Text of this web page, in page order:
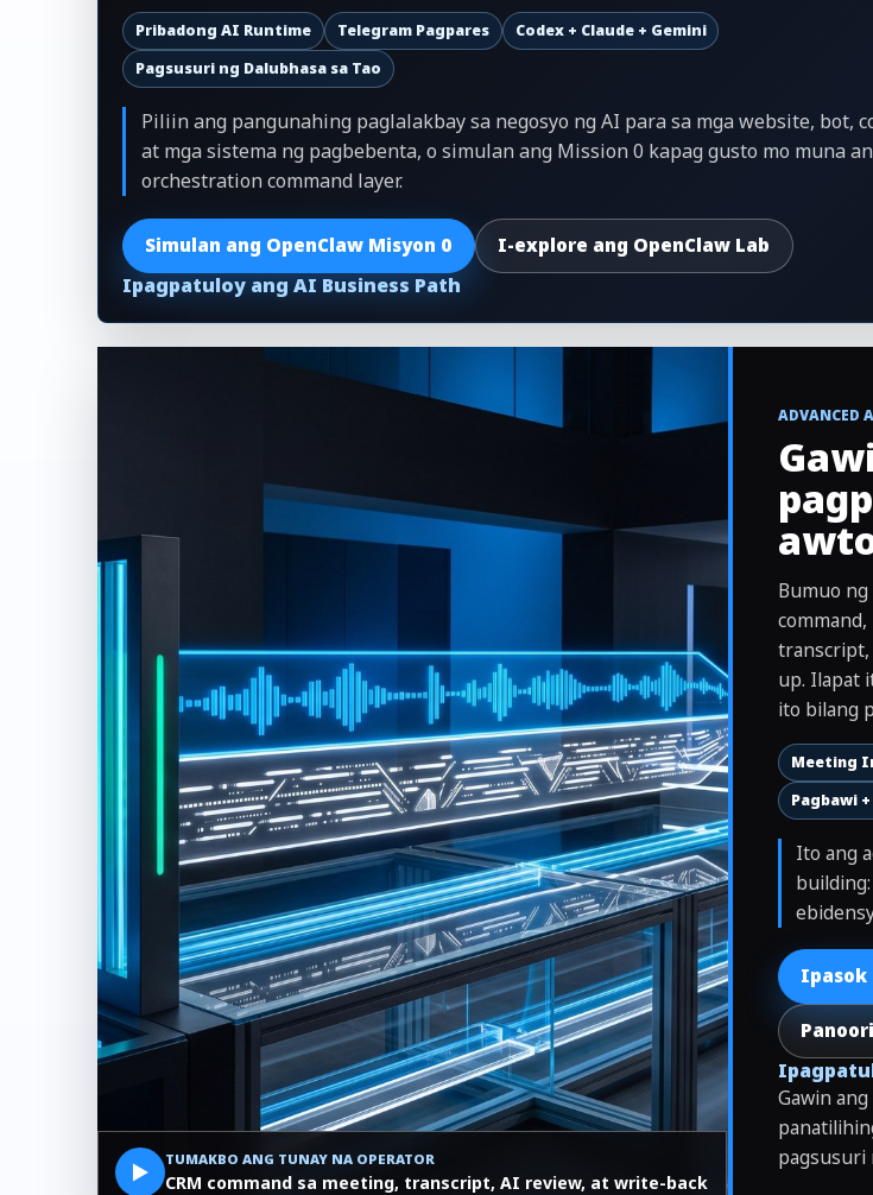
Pribadong AI Runtime Telegram Pagpares
Codex + Claude + Gemini
Pagsusuri ng Dalubhasa sa Tao
Piliin ang pangunahing paglalakbay sa negosyo ng AI para sa mga website, bot,
at mga sistema ng pagbebenta, o simulan ang Mission 0 kapag gusto mo muna
orchestration command layer.
Simulan ang OpenClaw Misyon 0 I-explore ang OpenClaw Lab
Ipagpatuloy ang AI Business Path
▶
TUMAKBO ANG TUNAY NA OPERATOR
CRM command sa meeting, transcript, AI review, at write-back
ADVANCED
Bumuo ng
transcript,
up. Ilapat
ito bilang
Meeting
Pagbawi
Ito ang
Ipasok
Gawin
pagsusuri